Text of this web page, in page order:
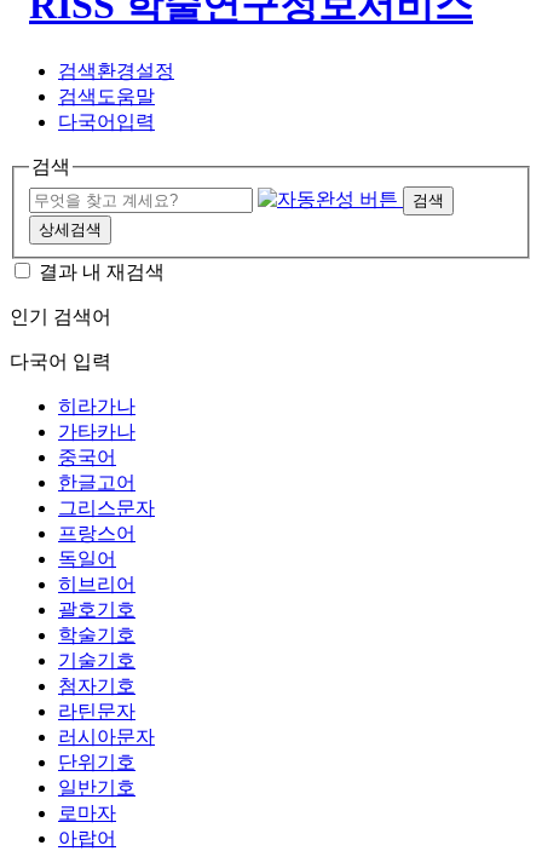
검색환경설정
검색도움말
다국어입력
검색
검색
상세검색
결과 내 재검색
인기 검색어
다국어 입력
히라가나
가타카나
중국어
한글고어
그리스문자
프랑스어
독일어
히브리어
괄호기호
학술기호
기술기호
첨자기호
라틴문자
러시아문자
단위기호
일반기호
로마자
아랍어